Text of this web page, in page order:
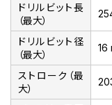
ドリルビット長
（最大）
ドリルビット径
（最大）
16
ストローク（最
大）